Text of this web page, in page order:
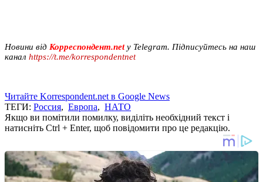
Новини від Корреспондент.net у Telegram. Підписуйтесь на наш
канал https://t.me/korrespondentnet
Читайте Korrespondent.net в Google News
ТЕГИ: Россия, Европа, НАТО
Якщо ви помітили помилку, виділіть необхідний текст і
натисніть Ctrl + Enter, щоб повідомити про це редакцію.